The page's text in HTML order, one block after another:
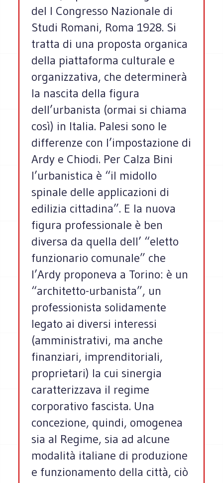
del I Congresso Nazionale di
Studi Romani, Roma 1928. Si
tratta di una proposta organica
della piattaforma culturale e
organizzativa, che determinerà
la nascita della figura
dell’urbanista (ormai si chiama
così) in Italia. Palesi sono le
differenze con l’impostazione di
Ardy e Chiodi. Per Calza Bini
l’urbanistica è “il midollo
spinale delle applicazioni di
edilizia cittadina”. E la nuova
figura professionale è ben
diversa da quella dell’ “eletto
funzionario comunale” che
l’Ardy proponeva a Torino: è un
“architetto-urbanista”, un
professionista solidamente
legato ai diversi interessi
(amministrativi, ma anche
finanziari, imprenditoriali,
proprietari) la cui sinergia
caratterizzava il regime
corporativo fascista. Una
concezione, quindi, omogenea
sia al Regime, sia ad alcune
modalità italiane di produzione
e funzionamento della città, ciò